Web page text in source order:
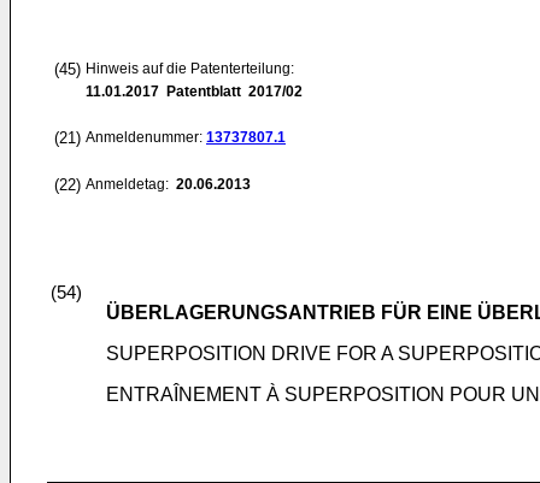
(45) Hinweis auf die Patenterteilung:
11.01.2017 Patentblatt 2017/02
(21) Anmeldenummer: 13737807.1
(22) Anmeldetag: 20.06.2013
(54)
ÜBERLAGERUNGSANTRIEB FÜR EINE
SUPERPOSITION DRIVE FOR A
ENTRAÎNEMENT À SUPERPOSITION POUR